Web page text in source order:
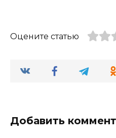
Оцените статью
Добавить